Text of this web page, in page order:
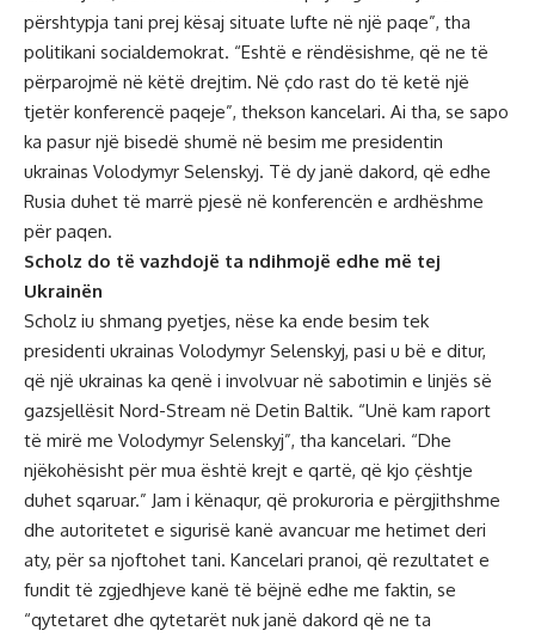
përshtypja tani prej kësaj situate lufte në një paqe”, tha
politikani socialdemokrat. “Eshtë e rëndësishme, që ne të
përparojmë në këtë drejtim. Në çdo rast do të ketë një
tjetër konferencë paqeje”, thekson kancelari. Ai tha, se sapo
ka pasur një bisedë shumë në besim me presidentin
ukrainas Volodymyr Selenskyj. Të dy janë dakord, që edhe
Rusia duhet të marrë pjesë në konferencën e ardhëshme
për paqen.
Scholz do të vazhdojë ta ndihmojë edhe më tej
Ukrainën
Scholz iu shmang pyetjes, nëse ka ende besim tek
presidenti ukrainas Volodymyr Selenskyj, pasi u bë e ditur,
që një ukrainas ka qenë i involvuar në sabotimin e linjës së
gazsjellësit Nord-Stream në Detin Baltik. “Unë kam raport
të mirë me Volodymyr Selenskyj”, tha kancelari. “Dhe
njëkohësisht për mua është krejt e qartë, që kjo çështje
duhet sqaruar.” Jam i kënaqur, që prokuroria e përgjithshme
dhe autoritetet e sigurisë kanë avancuar me hetimet deri
aty, për sa njoftohet tani. Kancelari pranoi, që rezultatet e
fundit të zgjedhjeve kanë të bëjnë edhe me faktin, se
“qytetaret dhe qytetarët nuk janë dakord që ne ta